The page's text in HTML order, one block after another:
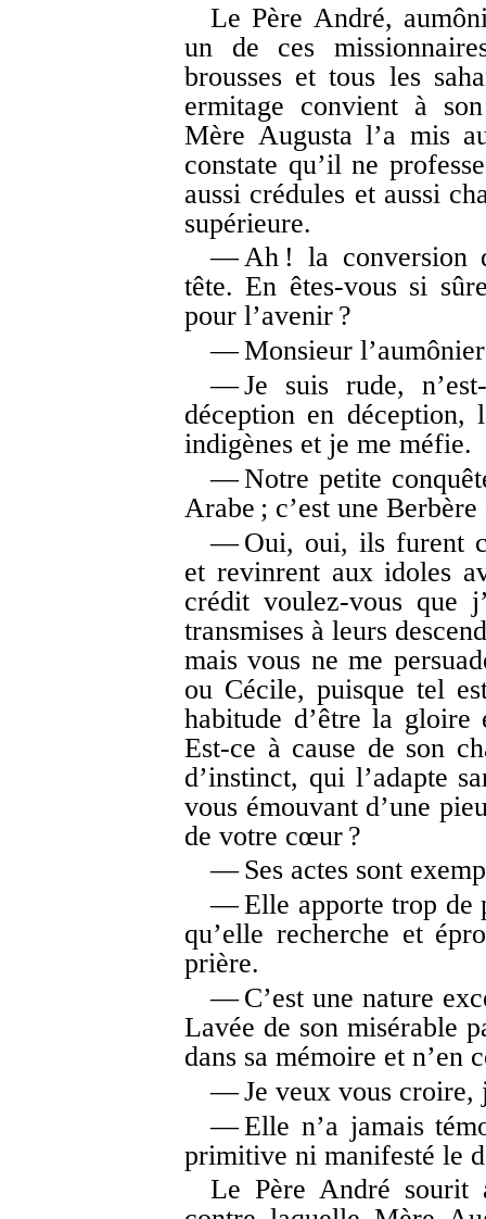
Le Père André,
un de ces
brousses et tous les
ermitage convient à
Mère Augusta l’a mis
constate qu’il ne
aussi crédules et aussi
supérieure.
— Ah ! la conversion
tête. En êtes-vous si
pour l’avenir ?
— Monsieur
— Je suis rude,
déception en déception,
indigènes et je me méfie.
— Notre petite
Arabe ; c’est une
— Oui, oui, ils furent
et revinrent aux idoles
crédit voulez-vous que
transmises à leurs
mais vous ne me
ou Cécile, puisque tel
habitude d’être la gloire
Est-ce à cause de son
d’instinct, qui l’adapte
vous émouvant d’une
de votre cœur ?
— Ses actes sont
— Elle apporte trop de
qu’elle recherche et
prière.
— C’est une nature
Lavée de son misérable
dans sa mémoire et n’en
— Je veux vous croire,
— Elle n’a jamais
primitive ni manifesté le
Le Père André sourit